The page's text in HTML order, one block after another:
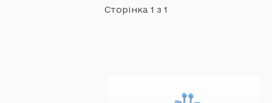
Примітка: Вага з упаковкою: 350 г | Габарити в
Сторінка 1 з 1